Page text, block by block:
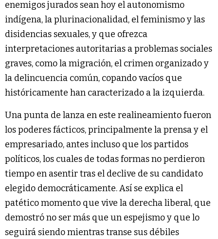
enemigos jurados sean hoy el autonomismo
indígena, la plurinacionalidad, el feminismo y las
disidencias sexuales, y que ofrezca
interpretaciones autoritarias a problemas sociales
graves, como la migración, el crimen organizado y
la delincuencia común, copando vacíos que
históricamente han caracterizado a la izquierda.
Una punta de lanza en este realineamiento fueron
los poderes fácticos, principalmente la prensa y el
empresariado, antes incluso que los partidos
políticos, los cuales de todas formas no perdieron
tiempo en asentir tras el declive de su candidato
elegido democráticamente. Así se explica el
patético momento que vive la derecha liberal, que
demostró no ser más que un espejismo y que lo
seguirá siendo mientras transe sus débiles